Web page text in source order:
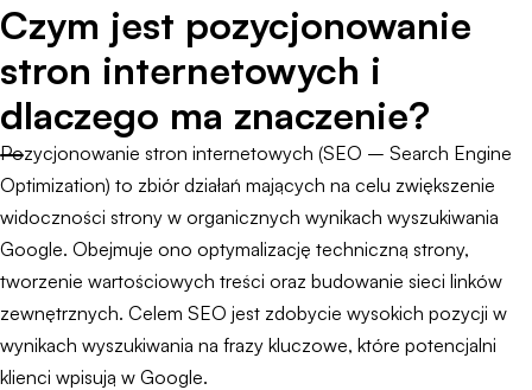
Czym jest pozycjonowanie
stron internetowych i
dlaczego ma znaczenie?
Pozycjonowanie stron internetowych (SEO – Search Engine
Optimization) to zbiór działań mających na celu zwiększenie
widoczności strony w organicznych wynikach wyszukiwania
Google. Obejmuje ono optymalizację techniczną strony,
tworzenie wartościowych treści oraz budowanie sieci linków
zewnętrznych. Celem SEO jest zdobycie wysokich pozycji w
wynikach wyszukiwania na frazy kluczowe, które potencjalni
klienci wpisują w Google.